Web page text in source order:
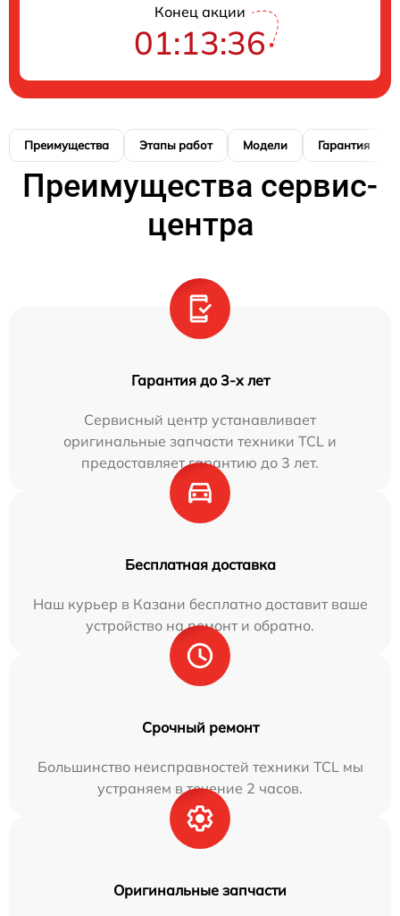
Конец акции
01:13:36
Преимущества Этапы работ Модели Гарантия
Преимущества сервис-
центра
Гарантия до 3-х лет
Сервисный центр устанавливает
оригинальные запчасти техники TCL и
предоставляет гарантию до 3 лет.
Бесплатная доставка
Наш курьер в Казани бесплатно доставит ваше
устройство на ремонт и обратно.
Срочный ремонт
Большинство неисправностей техники TCL мы
устраняем в течение 2 часов.
Оригинальные запчасти